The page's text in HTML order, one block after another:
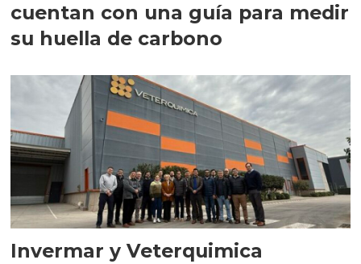
cuentan con una guía para medir
su huella de carbono
Invermar y Veterquimica